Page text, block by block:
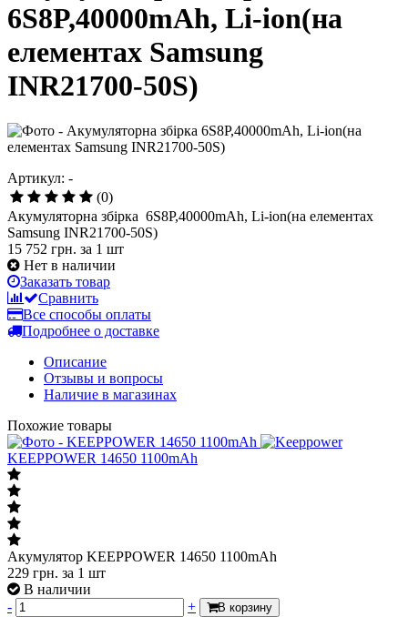
6S8P,40000mAh, Li-ion(на
елементах Samsung
INR21700-50S)
Артикул: -
(0)
Акумуляторна збірка 6S8P,40000mAh, Li-ion(на елементах
Samsung INR21700-50S)
15 752 грн. за 1 шт
Нет в наличии
Заказать товар
Сравнить
Все способы оплаты
Подробнее о доставке
Описание
Отзывы и вопросы
Наличие в магазинах
Похожие товары
KEEPPOWER 14650 1100mAh
Акумулятор KEEPPOWER 14650 1100mAh
229 грн. за 1 шт
В наличии
-
+ В корзину